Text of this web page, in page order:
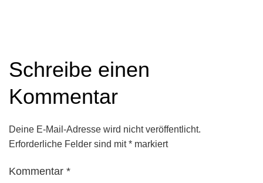
Schreibe einen
Kommentar
Deine E-Mail-Adresse wird nicht veröffentlicht.
Erforderliche Felder sind mit* markiert
Kommentar *